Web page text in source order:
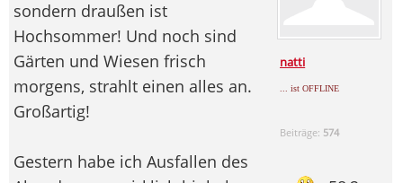
natti
... ist OFFLINE
Beiträge: 574
sondern draußen ist
Hochsommer! Und noch sind
Gärten und Wiesen frisch
morgens, strahlt einen alles an.
Großartig!
Gestern habe ich Ausfallen des